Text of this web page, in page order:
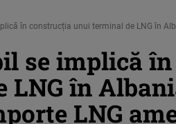
în construcția unui terminal de LNG în
se implică
LNG în
LNG